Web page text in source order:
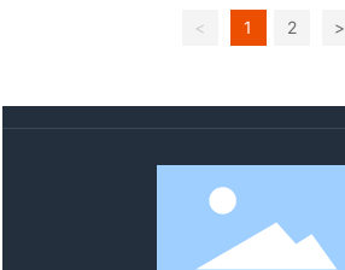
의 초순수 초미세 분쇄에 특히 적합합니다.
< 1 2 >